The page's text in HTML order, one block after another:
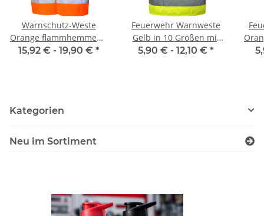
Warnschutz-Weste
Orange flammhemmend
EN ISO 20471 Class 2
15,92 € - 19,90 € *
Feuerwehr Warnweste
Gelb in 10 Größen mit
Stadtnamen
5,90 € - 12,10 € *
Kategorien
Neu im Sortiment